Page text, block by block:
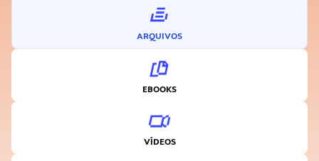
ARQUIVOS
EBOOKS
VÍDEOS